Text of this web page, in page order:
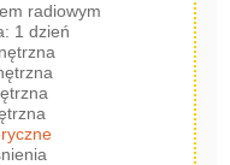
radiowym
1 dzień